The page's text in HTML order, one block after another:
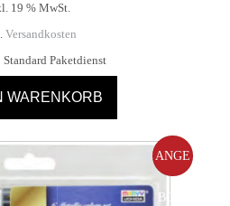
19 % MwSt.
Versandkosten
Standard Paketdienst
WARENKORB
ANGE
BOT!